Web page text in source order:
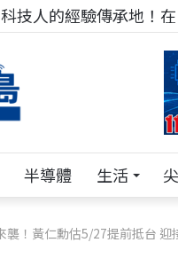
科技人的經驗傳承地！
半導體 生活
襲！黃仁勳估5/27提前抵台 迎